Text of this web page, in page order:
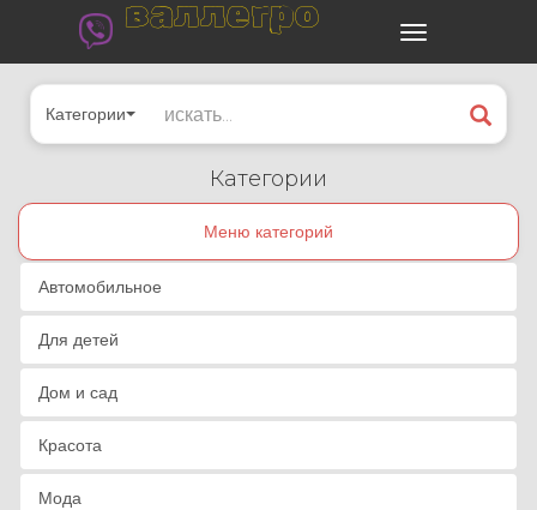
валлегро
Категории
Категории
Меню категорий
Автомобильное
Для детей
Дом и сад
Красота
Мода